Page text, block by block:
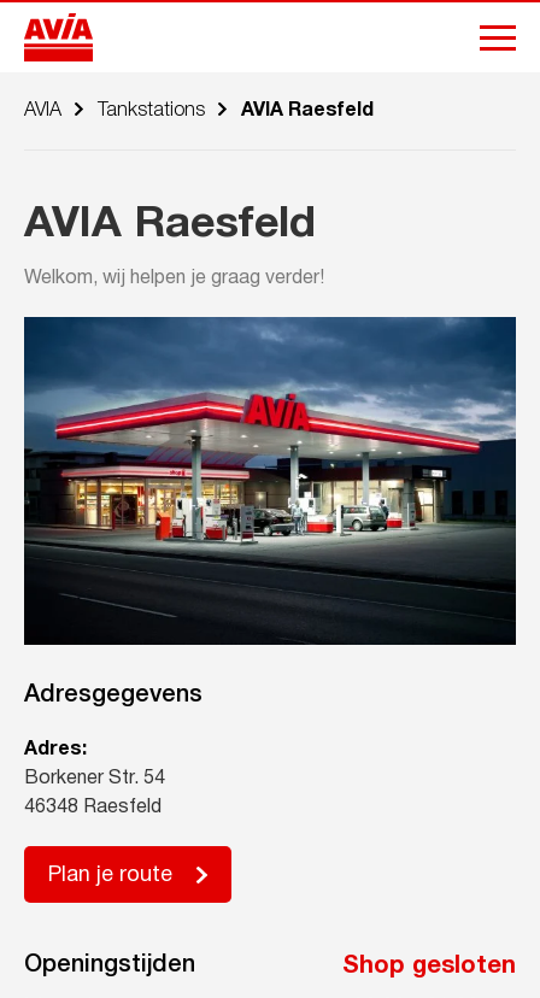
AVIA Tankstations AVIA Raesfeld
AVIA Raesfeld
Welkom, wij helpen je graag verder!
Adresgegevens
Adres:
Borkener Str. 54
46348 Raesfeld
Plan je route
Openingstijden Shop gesloten